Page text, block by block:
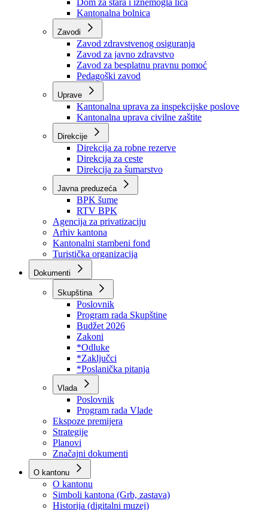
Ustanove
Centar za socijalni rad
Dom za stara i iznemogla lica
Kantonalna bolnica
Zavodi
Zavod zdravstvenog osiguranja
Zavod za javno zdravstvo
Zavod za besplatnu pravnu pomoć
Pedagoški zavod
Kantonalna uprava za inspekcijske poslove
Kantonalna uprava civilne zaštite
Direkcije
Direkcija za robne rezerve
Direkcija za ceste
Direkcija za šumarstvo
Javna preduzeća
BPK šume
RTV BPK
Agencija za privatizaciju
Arhiv kantona
Kantonalni stambeni fond
Turistička organizacija
Dokumenti
Skupština
Poslovnik
Program rada Skupštine
Budžet 2026
Zakoni
*Odluke
*Zaključci
*Poslanička pitanja
Vlada
Poslovnik
Program rada Vlade
Ekspoze premijera
Strategije
Planovi
Značajni dokumenti
O kantonu